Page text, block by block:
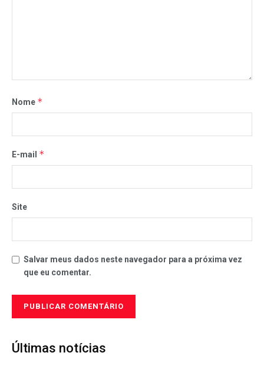
Nome *
E-mail *
Site
Salvar meus dados neste navegador para a próxima vez
que eu comentar.
Últimas notícias